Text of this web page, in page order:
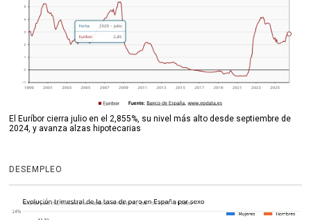
El Euríbor cierra julio en el 2,855%, su nivel más alto desde septiembre de
2024, y avanza alzas hipotecarias
DESEMPLEO